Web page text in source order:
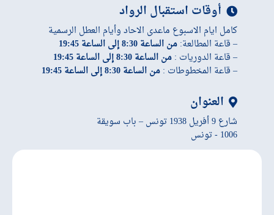
أوقات استقبال الرواد
كامل ايام الاسبوع ماعدى الاحاد وأيام العطل الرسمية
– قاعة المطالعة:من الساعة 8:30 إلى الساعة 19:45
– قاعة الدوريات :من الساعة 8:30 إلى الساعة 19:45
– قاعة المخطوطات :من الساعة 8:30 إلى الساعة 19:45
العنوان
شارع 9 أفريل 1938 تونس – باب سويقة
1006 - تونس